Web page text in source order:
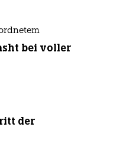
bei voller
der